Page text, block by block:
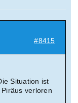
#8415
Situation ist
verloren